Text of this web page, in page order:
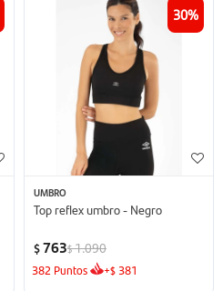
30
UMBRO
Top reflex umbro - Negro
$763$1.090
382 Puntos +$ 381